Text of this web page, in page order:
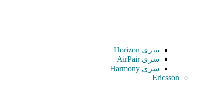
سری Horizon
سری AirPair
سری Harmony
Ericsson